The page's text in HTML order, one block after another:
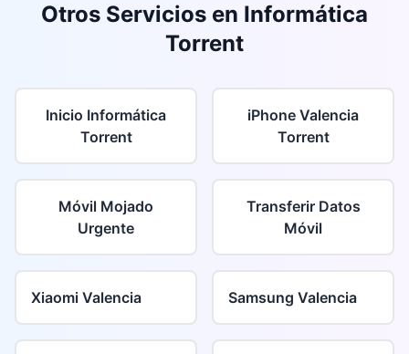
Otros Servicios en Informática
Torrent
Inicio Informática
Torrent
iPhone Valencia
Torrent
Móvil Mojado
Urgente
Transferir Datos
Móvil
Xiaomi Valencia Samsung Valencia